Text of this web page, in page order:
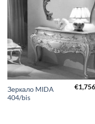
Зеркало MIDA
404/bis
€